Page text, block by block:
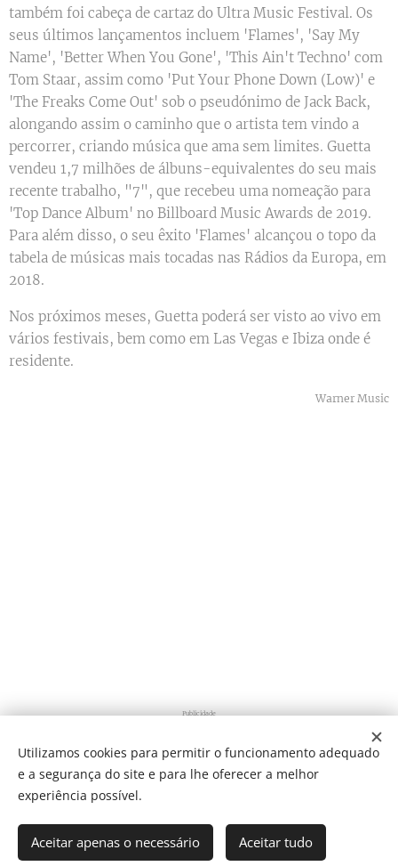
também foi cabeça de cartaz do Ultra Music Festival. Os
seus últimos lançamentos incluem 'Flames', 'Say My
Name', 'Better When You Gone', 'This Ain't Techno' com
Tom Staar, assim como 'Put Your Phone Down (Low)' e
'The Freaks Come Out' sob o pseudónimo de Jack Back,
alongando assim o caminho que o artista tem vindo a
percorrer, criando música que ama sem limites. Guetta
vendeu 1,7 milhões de álbuns-equivalentes do seu mais
recente trabalho, "7", que recebeu uma nomeação para
'Top Dance Album' no Billboard Music Awards de 2019.
Para além disso, o seu êxito 'Flames' alcançou o topo da
tabela de músicas mais tocadas nas Rádios da Europa, em
2018.
Nos próximos meses, Guetta poderá ser visto ao vivo em
vários festivais, bem como em Las Vegas e Ibiza onde é
residente.
Warner Music
Publicidade
Share
Utilizamos cookies para permitir o funcionamento adequado
e a segurança do site e para lhe oferecer a melhor
experiência possível.
Aceitar apenas o necessário Aceitar tudo